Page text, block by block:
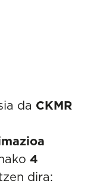
da CKMR
4
dira: